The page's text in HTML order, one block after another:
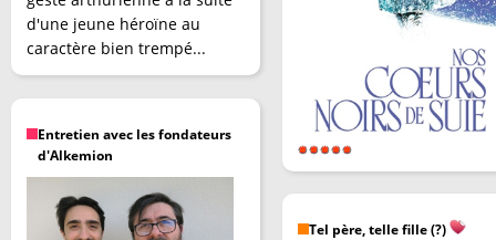
d'une jeune héroïne au
caractère bien trempé...
Entretien avec les fondateurs
d'Alkemion
Tel père, telle fille (?)